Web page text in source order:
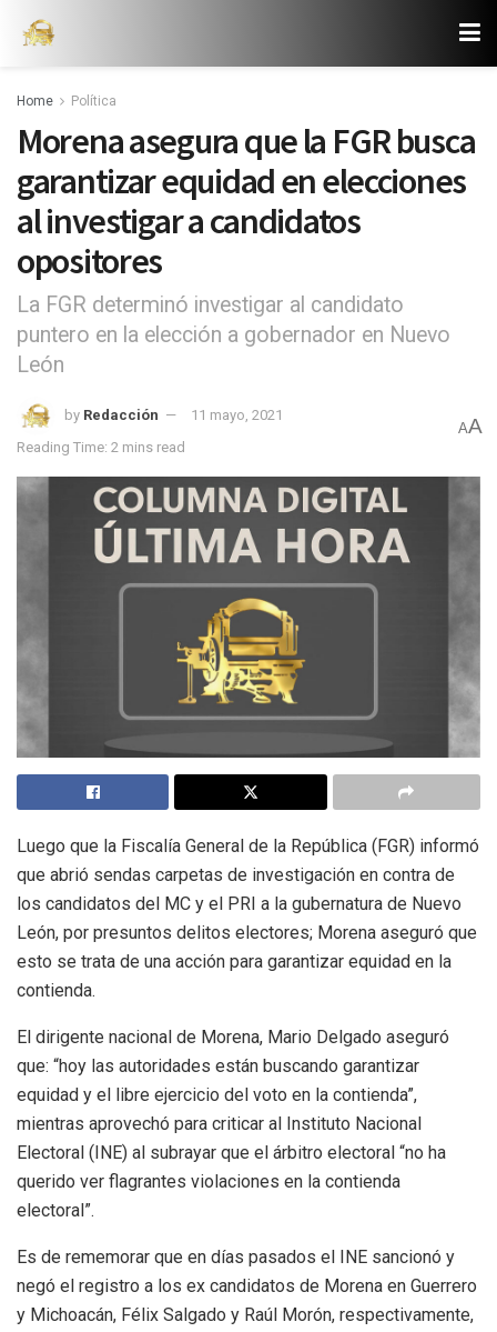
Home Política
Morena asegura que la FGR busca
garantizar equidad en elecciones
al investigar a candidatos
opositores
La FGR determinó investigar al candidato
puntero en la elección a gobernador en Nuevo
León
by Redacción
11 mayo, 2021
Reading Time: 2 mins read
AA
Luego que la Fiscalía General de la República (FGR) informó
que abrió sendas carpetas de investigación en contra de
los candidatos del MC y el PRI a la gubernatura de Nuevo
León, por presuntos delitos electores; Morena aseguró que
esto se trata de una acción para garantizar equidad en la
contienda.
El dirigente nacional de Morena, Mario Delgado aseguró
que: “hoy las autoridades están buscando garantizar
equidad y el libre ejercicio del voto en la contienda”,
mientras aprovechó para criticar al Instituto Nacional
Electoral (INE) al subrayar que el árbitro electoral “no ha
querido ver flagrantes violaciones en la contienda
electoral”.
Es de rememorar que en días pasados el INE sancionó y
negó el registro a los ex candidatos de Morena en Guerrero
y Michoacán, Félix Salgado y Raúl Morón, respectivamente,